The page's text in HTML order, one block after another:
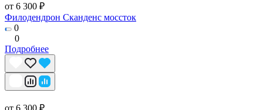
от 6 300 ₽
Филодендрон Сканденс моссток
0
0
Подробнее
от 6 300 ₽